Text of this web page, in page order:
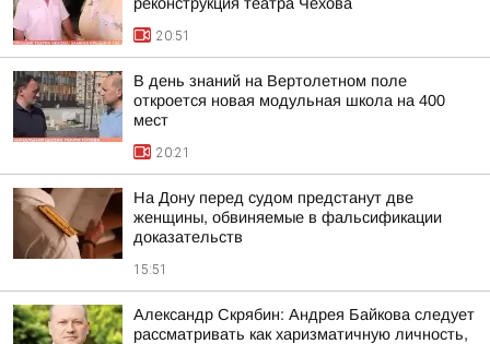
20:51
В день знаний на Вертолетном поле
откроется новая модульная школа на 400
мест
20:21
На Дону перед судом предстанут две
женщины, обвиняемые в фальсификации
доказательств
15:51
Александр Скрябин: Андрея Байкова следует
рассматривать как харизматичную личность,